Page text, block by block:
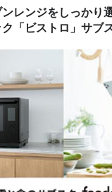
ら、家族の食生活を豊
レンジをしっかり
ク「ビストロ」サブ